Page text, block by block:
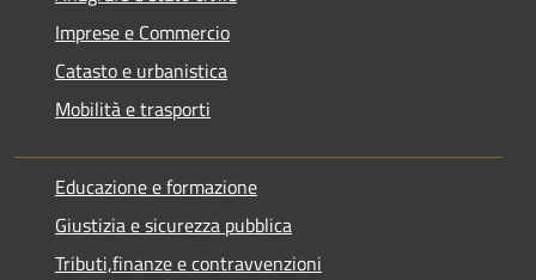
Imprese e Commercio
Catasto e urbanistica
Mobilità e trasporti
Educazione e formazione
Giustizia e sicurezza pubblica
Tributi,finanze e contravvenzioni